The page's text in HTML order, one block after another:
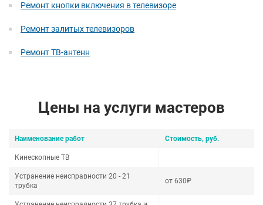
Ремонт кнопки включения в телевизоре
Ремонт залитых телевизоров
Ремонт ТВ-антенн
Цены на услуги мастеров
Наименование работ Стоимость, руб.
Кинескопные ТВ
Устранение неисправности 20 - 21
трубка
от 630₽